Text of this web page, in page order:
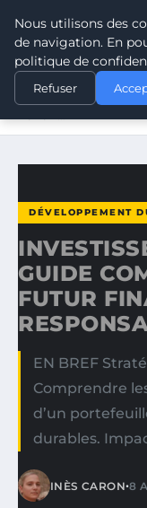
CLIMATE
ACCUEIL
INVESTISSEMENT
DÉVELOPPEMENT
GUIDE
FUTUR
EN BREF
Comprendre
d’un
durables.
INÈS CARON•8
Nous utilisons des
de navigation. En
politique de
Refuser